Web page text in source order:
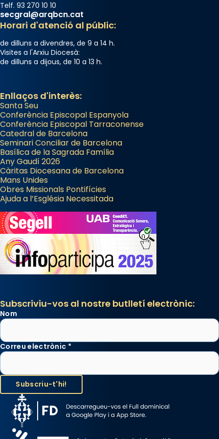
Telf. 93 270 10 10
secgral@arqbcn.cat
Horari d'atenció al públic:
de dilluns a divendres, de 9 a 14 h.
Visites a l'Arxiu Diocesà:
de dilluns a dijous, de 10 a 13 h.
Enllaços d'interès:
Santa Seu
Conferència Episcopal Espanyola
Conferència Episcopal Tarraconense
Catedral de Barcelona
Seminari Conciliar de Barcelona
Basílica de la Sagrada Família
Any Gaudí 2026
Càritas Diocesana de Barcelona
Mans Unides
Obres Missionals Pontifícies
Ajuda a l’Església Necessitada
Subscriviu-vos al nostre butlletí electrònic:
Nom
Correu electrònic *